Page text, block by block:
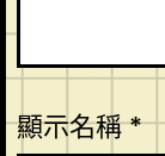
顯示名稱*